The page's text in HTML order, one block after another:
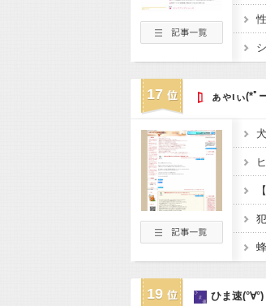
17 ぁゃιぃ(*ﾟ
19 ひま速